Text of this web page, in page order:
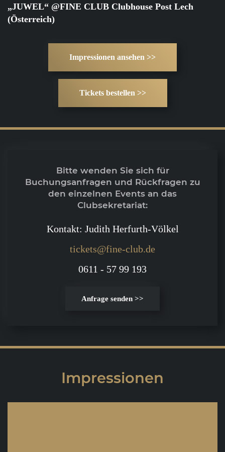
„JUWEL“ @FINE CLUB Clubhouse Post Lech
(Österreich)
Impressionen ansehen >>
Tickets bestellen >>
Bitte wenden Sie sich für
Buchungsanfragen und Rückfragen zu
den einzelnen Events an das
Clubsekretariat:
Kontakt: Judith Herfurth-Völkel
tickets@fine-club.de
0611 - 57 99 193
Anfrage senden >>
Impressionen